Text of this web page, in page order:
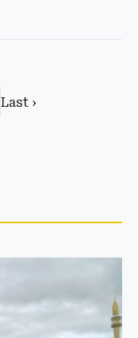
Last ›